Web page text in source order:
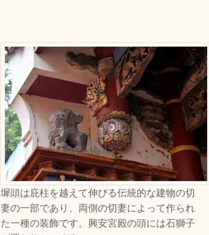
墀頭は庇柱を越えて伸びる伝統的な建物の切
妻の一部であり、両側の切妻によって作られ
た一種の装飾です。興安宮殿の頭には石獅子